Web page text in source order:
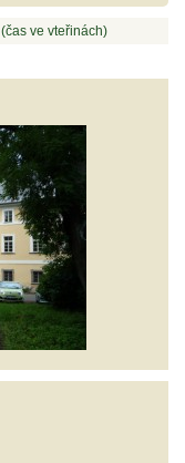
(čas ve vteřinách)